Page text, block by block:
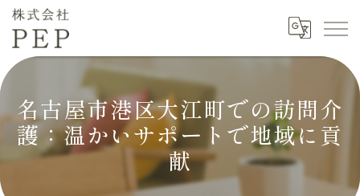
名古屋市港区大江町での訪問介
護：温かいサポートで地域に貢
献